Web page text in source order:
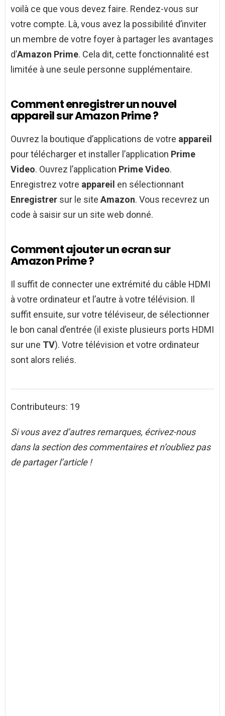
voilà ce que vous devez faire. Rendez-vous sur
votre compte. Là, vous avez la possibilité d’inviter
un membre de votre foyer à partager les avantages
d’Amazon Prime. Cela dit, cette fonctionnalité est
limitée à une seule personne supplémentaire.
Comment enregistrer un nouvel
appareil sur Amazon Prime ?
Ouvrez la boutique d’applications de votre appareil
pour télécharger et installer l’application Prime
Video. Ouvrez l’application Prime Video.
Enregistrez votre appareil en sélectionnant
Enregistrer sur le site Amazon. Vous recevrez un
code à saisir sur un site web donné.
Comment ajouter un ecran sur
Amazon Prime ?
Il suffit de connecter une extrémité du câble HDMI
à votre ordinateur et l’autre à votre télévision. Il
suffit ensuite, sur votre téléviseur, de sélectionner
le bon canal d’entrée (il existe plusieurs ports HDMI
sur une TV). Votre télévision et votre ordinateur
sont alors reliés.
Contributeurs: 19
Si vous avez d’autres remarques, écrivez-nous
dans la section des commentaires et n’oubliez pas
de partager l’article !